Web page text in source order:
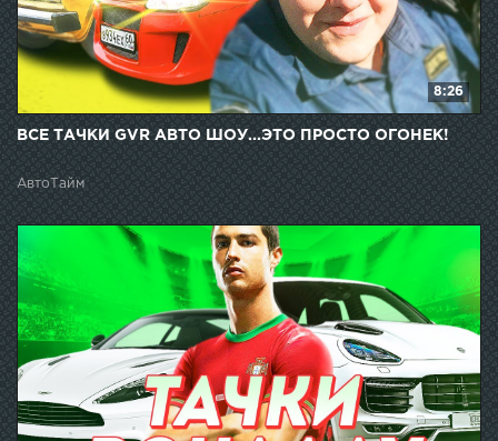
8:26
ВСЕ ТАЧКИ GVR АВТО ШОУ...ЭТО ПРОСТО ОГОНЕК!
АвтоТайм